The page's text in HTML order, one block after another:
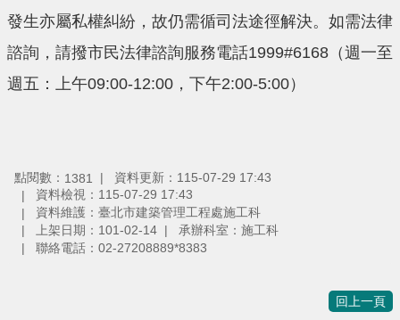
發生亦屬私權糾紛，故仍需循司法途徑解決。如需法律
諮詢，請撥市民法律諮詢服務電話1999#6168（週一至
週五：上午09:00-12:00，下午2:00-5:00）
點閱數： 1381
資料更新：115-07-29 17:43
資料檢視：115-07-29 17:43
資料維護：臺北市建築管理工程處施工科
上架日期：101-02-14
承辦科室：施工科
聯絡電話：02-27208889*8383
回上一頁